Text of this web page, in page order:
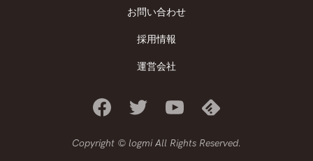
お問い合わせ
採用情報
運営会社
Copyright © logmi All Rights Reserved.